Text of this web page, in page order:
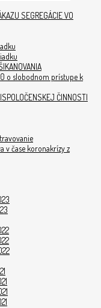
SEGREGÁCIE VO
o slobodnom prístupe k
ČINNOSTI
v čase koronakrízy z